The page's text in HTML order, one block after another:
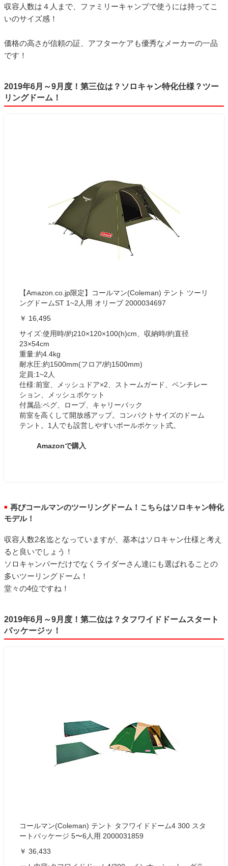
収容人数は４人まで、ファミリーキャンプで使うには持ってこ
いのサイズ感！
価格の高さが信頼の証、アフターケアも優秀なメーカーの一品
です！
2019年6月～9月度！第三位は？ソロキャン特化仕様？ツー
リングドーム！
【Amazon.co.jp限定】コールマン(Coleman) テント ツーリ
ングドームST 1~2人用 オリーブ 2000034697
￥ 16,495
サイズ:使用時/約210×120×100(h)cm、収納時/約直径
23×54cm
重量:約4.4kg
耐水圧:約1500mm(フロア/約1500mm)
定員:1~2人
仕様:前室、メッシュドア×2、ストームガード、ベンチレー
ション、メッシュポケット
付属品:ペグ、ロープ、キャリーバック
前室を高くして開放感アップ。コンパクトサイズのドーム
テント。1人でも設営しやすいポールポケット式。
Amazonで購入
■ 再びコールマンのツーリングドーム！こちらはソロキャン特化
モデル！
収容人数2名迄となっていますが、基本はソロキャン仕様と考え
ると良いでしょう！
ソロキャンパーだけでなくライダーさん達にも選ばれることの
多いツーリングドーム！
堂々の4位ですね！
2019年6月～9月度！第二位は？タフワイドドームスタート
パッケージッ！
コールマン(Coleman) テント タフワイドドーム4 300 スタ
ートパッケージ 5〜6人用 2000031859
￥ 36,433